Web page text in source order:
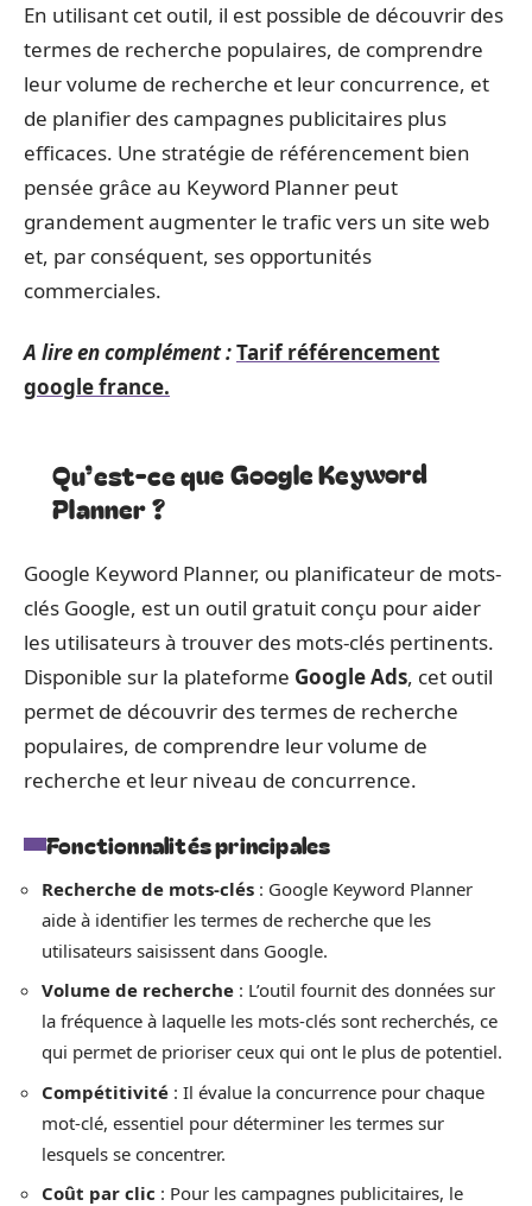
En utilisant cet outil, il est possible de découvrir des
termes de recherche populaires, de comprendre
leur volume de recherche et leur concurrence, et
de planifier des campagnes publicitaires plus
efficaces. Une stratégie de référencement bien
pensée grâce au Keyword Planner peut
grandement augmenter le trafic vers un site web
et, par conséquent, ses opportunités
commerciales.
A lire en complément :Tarif référencement
google france.
Qu’est-ce que Google Keyword
Planner ?
Google Keyword Planner, ou planificateur de mots-
clés Google, est un outil gratuit conçu pour aider
les utilisateurs à trouver des mots-clés pertinents.
Disponible sur la plateforme Google Ads, cet outil
permet de découvrir des termes de recherche
populaires, de comprendre leur volume de
recherche et leur niveau de concurrence.
Fonctionnalités principales
Recherche de mots-clés : Google Keyword Planner
aide à identifier les termes de recherche que les
utilisateurs saisissent dans Google.
Volume de recherche : L’outil fournit des données sur
la fréquence à laquelle les mots-clés sont recherchés, ce
qui permet de prioriser ceux qui ont le plus de potentiel.
Compétitivité : Il évalue la concurrence pour chaque
mot-clé, essentiel pour déterminer les termes sur
lesquels se concentrer.
Coût par clic : Pour les campagnes publicitaires, le